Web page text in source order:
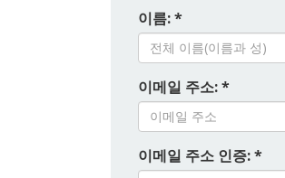
이름: *
이메일 주소: *
이메일 주소 인증: *